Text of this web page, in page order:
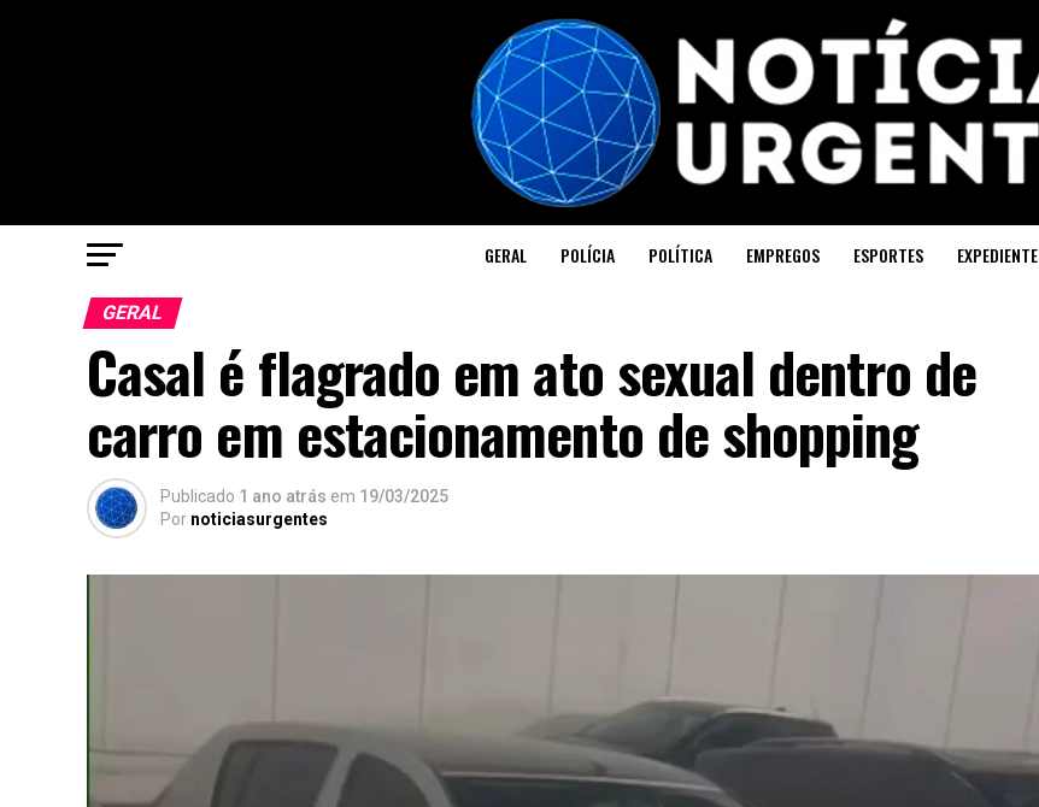
GERAL POLÍCIA POLÍTICA EMPREGOS ESPORTES EXPEDIENTE
GERAL
Casal é flagrado em ato sexual dentro de
carro em estacionamento de shopping
Publicado 1 ano atrás em 19/03/2025
Por noticiasurgentes